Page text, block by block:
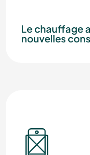
Le chauffage
nouvelles